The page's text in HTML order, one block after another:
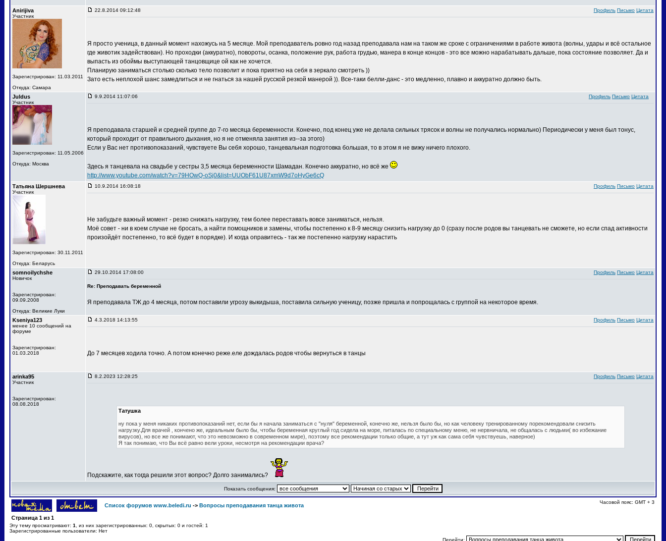
Anirijiva
Участник
Зарегистрирован: 11.03.2011
Откуда: Самара
22.8.2014 09:12:48 Профиль Письмо Цитата
Я просто ученица, в данный момент нахожусь на 5 месяце. Мой преподаватель ровно год назад преподавала нам на таком же сроке с ограничениями в работе живота (волны, удары и всё остальное
где животик задействован). Но проходки (аккуратно), повороты, осанка, положение рук, работа грудью, манера в конце концов - это все можно нарабатывать дальше, пока состояние позволяет. Да и
выпасть из обоймы выступающей танцовщице ой как не хочется.
Планирую заниматься столько сколько тело позволит и пока приятно на себя в зеркало смотреть ))
Зато есть неплохой шанс замедлиться и не гнаться за нашей русской резкой манерой )). Все-таки белли-данс - это медленно, плавно и аккуратно должно быть.
Juldus
Участник
Зарегистрирован: 11.05.2006
Откуда: Москва
9.9.2014 11:07:06 Профиль Письмо Цитата
Я преподавала старшей и средней группе до 7-го месяца беременности. Конечно, под конец уже не делала сильных трясок и волны не получались нормально) Периодически у меня был тонус,
который проходит от правильного дыхания, но я не отменяла занятия из--за этого)
Если у Вас нет противопоказаний, чувствуете Вы себя хорошо, танцевальная подготовка большая, то в этом я не вижу ничего плохого.
Здесь я танцевала на свадьбе у сестры 3,5 месяца беременности Шамадан. Конечно аккуратно, но всё же
http://www.youtube.com/watch?v=79HOwQ-oSj0&list=UUObF61U87xmW9d7oHyGe6cQ
Татьяна Шершнева
Участник
Зарегистрирован: 30.11.2011
Откуда: Беларусь
10.9.2014 16:08:18 Профиль Письмо Цитата
Не забудьте важный момент - резко снижать нагрузку, тем более переставать вовсе заниматься, нельзя.
Моё совет - ни в коем случае не бросать, а найти помощников и замены, чтобы постепенно к 8-9 месяцу снизить нагрузку до 0 (сразу после родов вы танцевать не сможете, но если спад активности
произойдёт постепенно, то всё будет в порядке). И когда оправитесь - так же постепенно нагрузку нарастить
somnoilychshe
Новичок
Зарегистрирован:
09.09.2008
Откуда: Великие Луки
29.10.2014 17:08:00 Профиль Письмо Цитата
Re: Преподавать беременной
Я преподавала ТЖ до 4 месяца, потом поставили угрозу выкидыша, поставила сильную ученицу, позже пришла и попрощалась с группой на некоторое время.
Kseniya123
менее 10 сообщений на
форуме
Зарегистрирован:
01.03.2018
4.3.2018 14:13:55 Профиль Письмо Цитата
До 7 месяцев ходила точно. А потом конечно реже.еле дождалась родов чтобы вернуться в танцы
arinka95
Участник
Зарегистрирован:
08.08.2018
8.2.2023 12:28:25 Профиль Письмо Цитата
Татушка
ну пока у меня никаких противопоказаний нет, если бы я начала заниматься с "нуля" беременной, конечно же, нельзя было бы, но как человеку тренированному порекомендовали снизить
нагрузку.Для врачей , кончено же, идеальным было бы, чтобы беременная круглый год сидела на море, питалась по специальному меню, не нервничала, не общалась с людьми( во избежание
вирусов), но все же понимают, что это невозможно в современном мире), поэтому все рекомендации только общие, а тут уж как сама себя чувствуешь, наверное)
Я так понимаю, что Вы всё равно вели уроки, несмотря на рекомендации врача?
Подскажите, как тогда решили этот вопрос? Долго занимались?
Показать сообщения:
Список форумов www.beledi.ru -> Вопросы преподавания танца живота
Часовой пояс: GMT + 3
Страница 1 из 1
Эту тему просматривают: 1
, из них зарегистрированных: 0, скрытых: 0 и гостей: 1
Зарегистрированные пользователи: Нет
Перейти: